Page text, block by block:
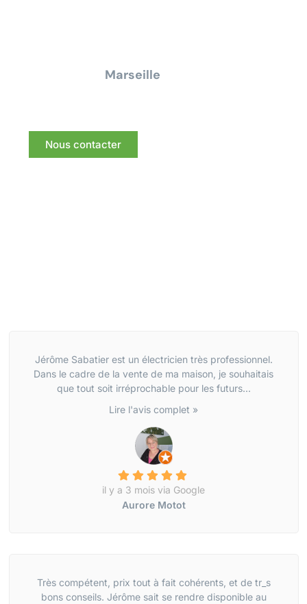
Marseille
Nous contacter
Jérôme Sabatier est un électricien très professionnel.
Dans le cadre de la vente de ma maison, je souhaitais
que tout soit irréprochable pour les futurs...
Lire l'avis complet »
il y a 3 mois via Google
Aurore Motot
Très compétent, prix tout à fait cohérents, et de tr_s
bons conseils. Jérôme sait se rendre disponible au